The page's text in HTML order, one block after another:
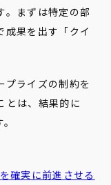
。まずは特定の部
成果を出す「クイ
プライズの制約を
とは、結果的に
確実に前進させる